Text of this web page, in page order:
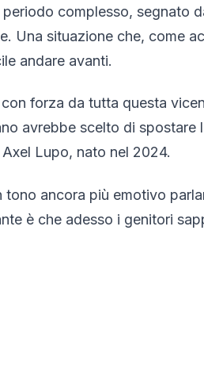
complesso, segnato
Una situazione che, come
andare avanti.
forza da tutta questa
avrebbe scelto di spostare
Lupo, nato nel 2024.
ancora più emotivo
è che adesso i genitori